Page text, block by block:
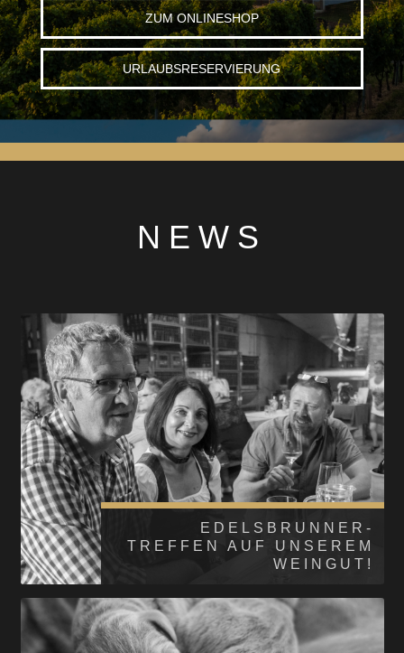
ZUM ONLINESHOP
URLAUBSRESERVIERUNG
NEWS
EDELSBRUNNER-
TREFFEN AUF UNSEREM
WEINGUT!